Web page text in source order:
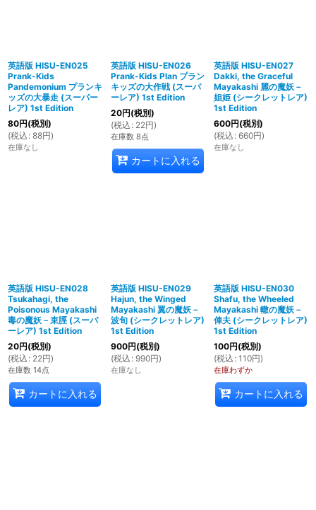
英語版 HISU-EN025
Prank-Kids
Pandemonium プランキ
ッズの大暴走 (スーパー
レア) 1st Edition
80円(税別)
(税込 : 88円)
在庫なし
英語版 HISU-EN026
Prank-Kids Plan プラン
キッズの大作戦 (スーパ
ーレア) 1st Edition
20円(税別)
(税込 : 22円)
在庫数 8点
カートに入れる
英語版 HISU-EN027
Dakki, the Graceful
Mayakashi 麗の魔妖－
妲姫 (シークレットレア)
1st Edition
600円(税別)
(税込 : 660円)
在庫なし
英語版 HISU-EN028
Tsukahagi, the
Poisonous Mayakashi
毒の魔妖－束脛 (スーパ
ーレア) 1st Edition
20円(税別)
(税込 : 22円)
在庫数 14点
カートに入れる
英語版 HISU-EN029
Hajun, the Winged
Mayakashi 翼の魔妖－
波旬 (シークレットレア)
1st Edition
900円(税別)
(税込 : 990円)
在庫なし
英語版 HISU-EN030
Shafu, the Wheeled
Mayakashi 轍の魔妖－
俥夫 (シークレットレア)
1st Edition
100円(税別)
(税込 : 110円)
在庫わずか
カートに入れる